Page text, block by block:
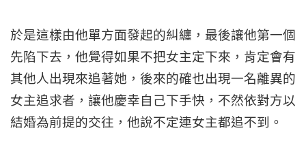
於是這樣由他單方面發起的糾纏，最後讓他第一個
先陷下去，他覺得如果不把女主定下來，肯定會有
其他人出現來追著她，後來的確也出現一名離異的
女主追求者，讓他慶幸自己下手快，不然依對方以
結婚為前提的交往，他說不定連女主都追不到。